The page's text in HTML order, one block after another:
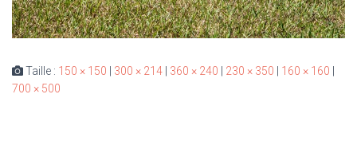
Taille : 150 × 150 | 300 × 214 | 360 × 240 | 230 × 350 | 160 × 160 |
700 × 500